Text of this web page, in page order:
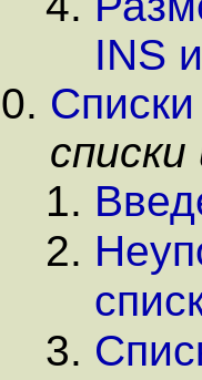
INS
Списки